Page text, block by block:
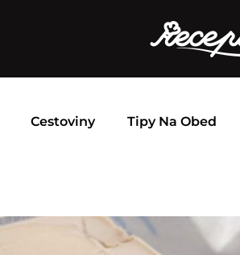
Cestoviny Tipy Na Obed